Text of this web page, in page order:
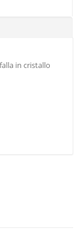
in cristallo